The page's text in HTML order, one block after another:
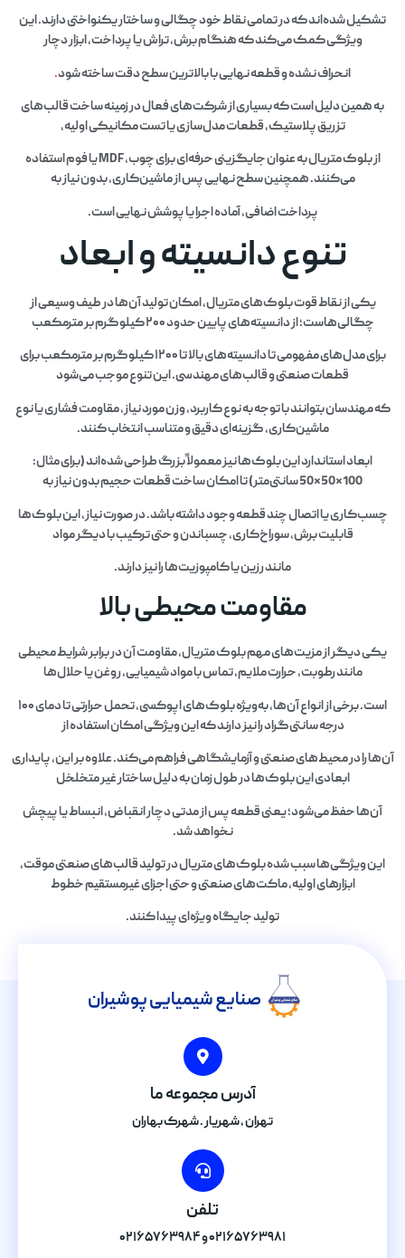
تشکیل شده‌اند که در تمامی نقاط خود چگالی و ساختار یکنواختی دارند. این
ویژگی کمک می‌کند که هنگام برش، تراش یا پرداخت، ابزار دچار
انحراف نشده و قطعه نهایی با بالاترین سطح دقت ساخته شود.
به همین دلیل است که بسیاری از شرکت‌های فعال در زمینه ساخت قالب‌های
تزریق پلاستیک، قطعات مدل‌سازی یا تست مکانیکی اولیه،
از بلوک متریال به عنوان جایگزینی حرفه‌ای برای چوب، MDF یا فوم استفاده
می‌کنند. همچنین سطح نهایی پس از ماشین‌کاری، بدون نیاز به
پرداخت اضافی، آماده اجرا یا پوشش نهایی است.
تنوع دانسیته و ابعاد
یکی از نقاط قوت بلوک‌های متریال، امکان تولید آن‌ها در طیف وسیعی از
چگالی‌هاست؛ از دانسیته‌های پایین حدود ۲۰۰ کیلوگرم بر مترمکعب
برای مدل‌های مفهومی تا دانسیته‌های بالا تا ۱۲۰۰ کیلوگرم بر مترمکعب برای
قطعات صنعتی و قالب‌های مهندسی. این تنوع موجب می‌شود
که مهندسان بتوانند با توجه به نوع کاربرد، وزن مورد نیاز، مقاومت فشاری یا نوع
ماشین‌کاری، گزینه‌ای دقیق و متناسب انتخاب کنند.
ابعاد استاندارد این بلوک‌ها نیز معمولاً بزرگ طراحی شده‌اند (برای مثال:
100×50×50 سانتی‌متر) تا امکان ساخت قطعات حجیم بدون نیاز به
چسب‌کاری یا اتصال چند قطعه وجود داشته باشد. در صورت نیاز، این بلوک‌ها
قابلیت برش، سوراخ‌کاری، چسباندن و حتی ترکیب با دیگر مواد
مانند رزین یا کامپوزیت‌ها را نیز دارند.
مقاومت محیطی بالا
یکی دیگر از مزیت‌های مهم بلوک متریال، مقاومت آن در برابر شرایط محیطی
مانند رطوبت، حرارت ملایم، تماس با مواد شیمیایی، روغن یا حلال‌ها
است. برخی از انواع آن‌ها، به‌ویژه بلوک‌های اپوکسی، تحمل حرارتی تا دمای ۱۰۰
درجه سانتی‌گراد را نیز دارند که این ویژگی امکان استفاده از
آن‌ها را در محیط‌های صنعتی و آزمایشگاهی فراهم می‌کند. علاوه بر این، پایداری
ابعادی این بلوک‌ها در طول زمان به دلیل ساختار غیر متخلخل
آن‌ها حفظ می‌شود؛ یعنی قطعه پس از مدتی دچار انقباض، انبساط یا پیچش
نخواهد شد.
این ویژگی‌ها سبب شده بلوک‌های متریال در تولید قالب‌های صنعتی موقت،
ابزارهای اولیه، ماکت‌های صنعتی و حتی اجزای غیرمستقیم خطوط
تولید جایگاه ویژه‌ای پیدا کنند.
صنایع شیمیایی پوشیران
آدرس مجموعه ما
تهران , شهریار . شهرک بهاران
تلفن
۰۲۱۶۵۷۶۳۹۸۱ و ۰۲۱۶۵۷۶۳۹۸۴